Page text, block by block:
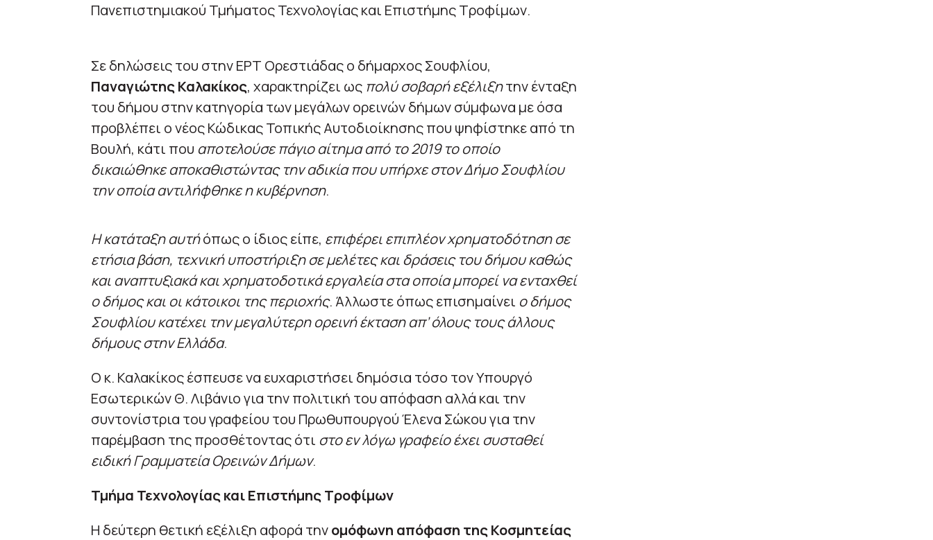
Πανεπιστημιακού Τμήματος Τεχνολογίας και Επιστήμης Τροφίμων.
Σε δηλώσεις του στην ΕΡΤ Ορεστιάδας ο δήμαρχος Σουφλίου,
Παναγιώτης Καλακίκος, χαρακτηρίζει ως πολύ σοβαρή εξέλιξητην ένταξη
του δήμου στην κατηγορία των μεγάλων ορεινών δήμων σύμφωνα με όσα
προβλέπει ο νέος Κώδικας Τοπικής Αυτοδιοίκησης που ψηφίστηκε από τη
Βουλή, κάτι που αποτελούσε πάγιο αίτημα από το 2019 το οποίο
δικαιώθηκε αποκαθιστώντας την αδικία που υπήρχε στον Δήμο Σουφλίου
την οποία αντιλήφθηκε η κυβέρνηση.
Η κατάταξη αυτήόπως ο ίδιος είπε, επιφέρει επιπλέον χρηματοδότηση σε
ετήσια βάση, τεχνική υποστήριξη σε μελέτες και δράσεις του δήμου καθώς
και αναπτυξιακά και χρηματοδοτικά εργαλεία στα οποία μπορεί να ενταχθεί
ο δήμος και οι κάτοικοι της περιοχής. Άλλωστε όπως επισημαίνει ο δήμος
Σουφλίου κατέχει την μεγαλύτερη ορεινή έκταση απ’ όλους τους άλλους
δήμους στην Ελλάδα.
Ο κ. Καλακίκος έσπευσε να ευχαριστήσει δημόσια τόσο τον Υπουργό
Εσωτερικών Θ. Λιβάνιο για την πολιτική του απόφαση αλλά και την
συντονίστρια του γραφείου του Πρωθυπουργού Έλενα Σώκου για την
παρέμβαση της προσθέτοντας ότι στο εν λόγω γραφείο έχει συσταθεί
ειδική Γραμματεία Ορεινών Δήμων.
Τμήμα Τεχνολογίας και Επιστήμης Τροφίμων
Η δεύτερη θετική εξέλιξη αφορά τηνομόφωνη απόφαση της Κοσμητείας